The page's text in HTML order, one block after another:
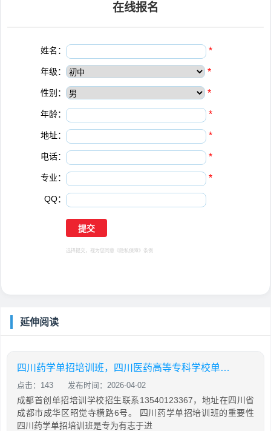
在线报名
姓名： *
年级： *
性别： *
年龄： *
地址： *
电话： *
专业： *
QQ：
选择提交，视为您同意 《隐私保障》 条例
延伸阅读
四川药学单招培训班，四川医药高等专科学校单招题
点击：143 发布时间：2026-04-02
成都首创单招培训学校招生联系13540123367，地址在四川省
成都市成华区昭觉寺横路6号。 四川药学单招培训班的重要性
四川药学单招培训班是专为有志于进